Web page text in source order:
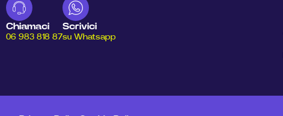
Chiamaci
06 983 818 87
Scrivici
su Whatsapp